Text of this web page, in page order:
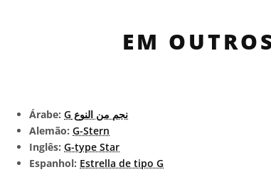
EM
Árabe:
نجم من النوع G
Alemão: G-Stern
Inglês: G-type Star
Espanhol: Estrella de tipo G